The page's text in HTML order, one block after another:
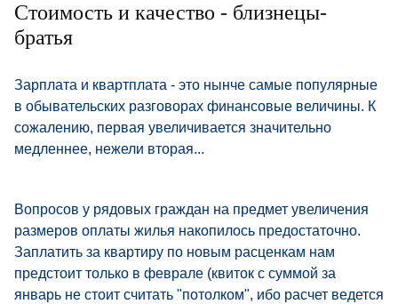
Стоимость и качество - близнецы-
братья
Зарплата и квартплата - это нынче самые популярные
в обывательских разговорах финансовые величины. К
сожалению, первая увеличивается значительно
медленнее, нежели вторая...
Вопросов у рядовых граждан на предмет увеличения
размеров оплаты жилья накопилось предостаточно.
Заплатить за квартиру по новым расценкам нам
предстоит только в феврале (квиток с суммой за
январь не стоит считать "потолком", ибо расчет ведется